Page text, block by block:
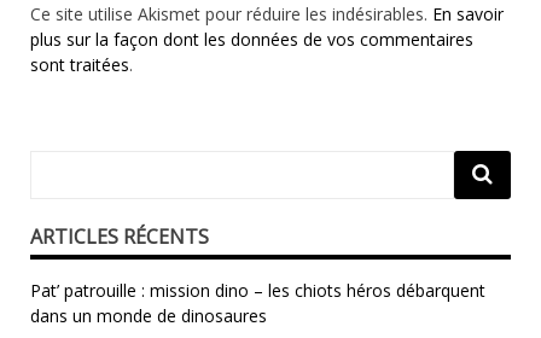
Ce site utilise Akismet pour réduire les indésirables. En savoir
plus sur la façon dont les données de vos commentaires
sont traitées.
ARTICLES RÉCENTS
Pat’ patrouille : mission dino – les chiots héros débarquent
dans un monde de dinosaures